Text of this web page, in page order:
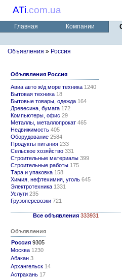
ATi.com.ua
Главная Компании
Объявления » Россия
Объявления Россия
Авиа авто ж/д море техника 1240
Бытовая техника 18
Бытовые товары, одежда 164
Древесина, бумага 172
Компьютеры, офис 29
Металлы, металлопрокат 465
Недвижимость 405
Оборудование 2584
Продукты питания 233
Сельское хозяйство 331
Строительные материалы 399
Строительные работы 175
Тара и упаковка 158
Химия, нефтехимия, уголь 645
Электротехника 1331
Услуги 235
Грузоперевозки 721
Все объявления 333931
Объявления
Россия 9305
Москва 1230
Абакан 3
Архангельск 14
Астрахань 17